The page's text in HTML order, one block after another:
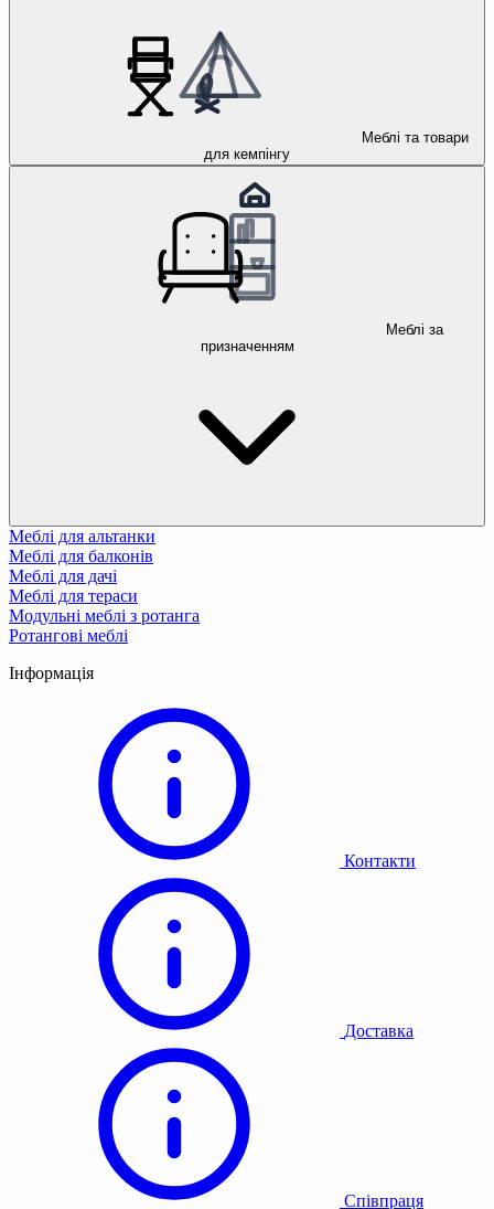
Меблі та товари
для кемпінгу
Меблі за
призначенням
Меблі для альтанки
Меблі для балконів
Меблі для дачі
Меблі для тераси
Модульні меблі з ротанга
Ротангові меблі
Інформація
Контакти
Доставка
Співпраця